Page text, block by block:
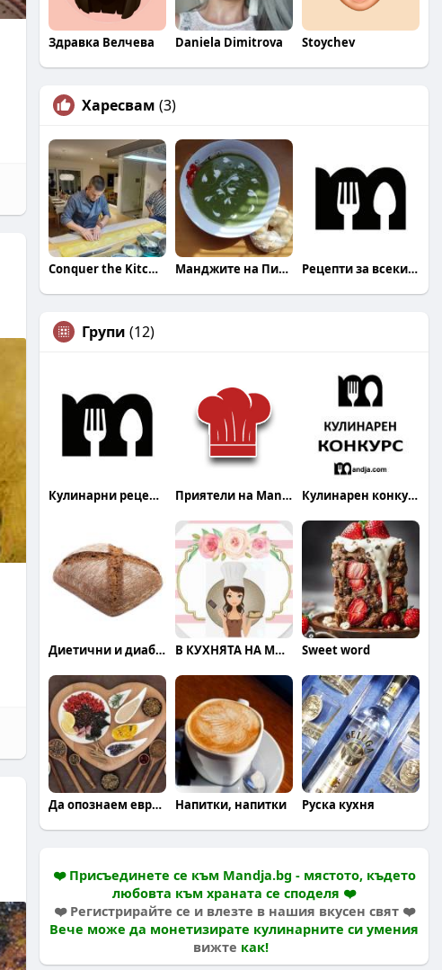
Здравка Велчева Daniela Dimitrova Stoychev
Харесвам (3)
Conquer the Kitchen Манджите на ПиПи Рецепти за всеки Mandja.bg
Групи (12)
Кулинарни рецепти Приятели на Mandja.bg Кулинарен конкурс
Диетични и диабетични храни В КУХНЯТА НА МОДЕРНАТА ЖЕНА Sweet word
Да опознаем европейските кухни Напитки, напитки Руска кухня
❤️ Присъединете се към Mandja.bg - мястото, където
любовта към храната се споделя ❤️
❤️ Регистрирайте се и влезте в нашия вкусен свят ❤️
Вече може да монетизирате кулинарните си умения
вижте как!